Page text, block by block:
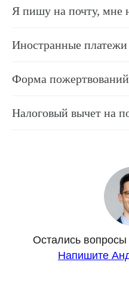
Я пишу на почту, мне
Иностранные
Форма пожертвований
Налоговый вычет на
Остались
Напишите